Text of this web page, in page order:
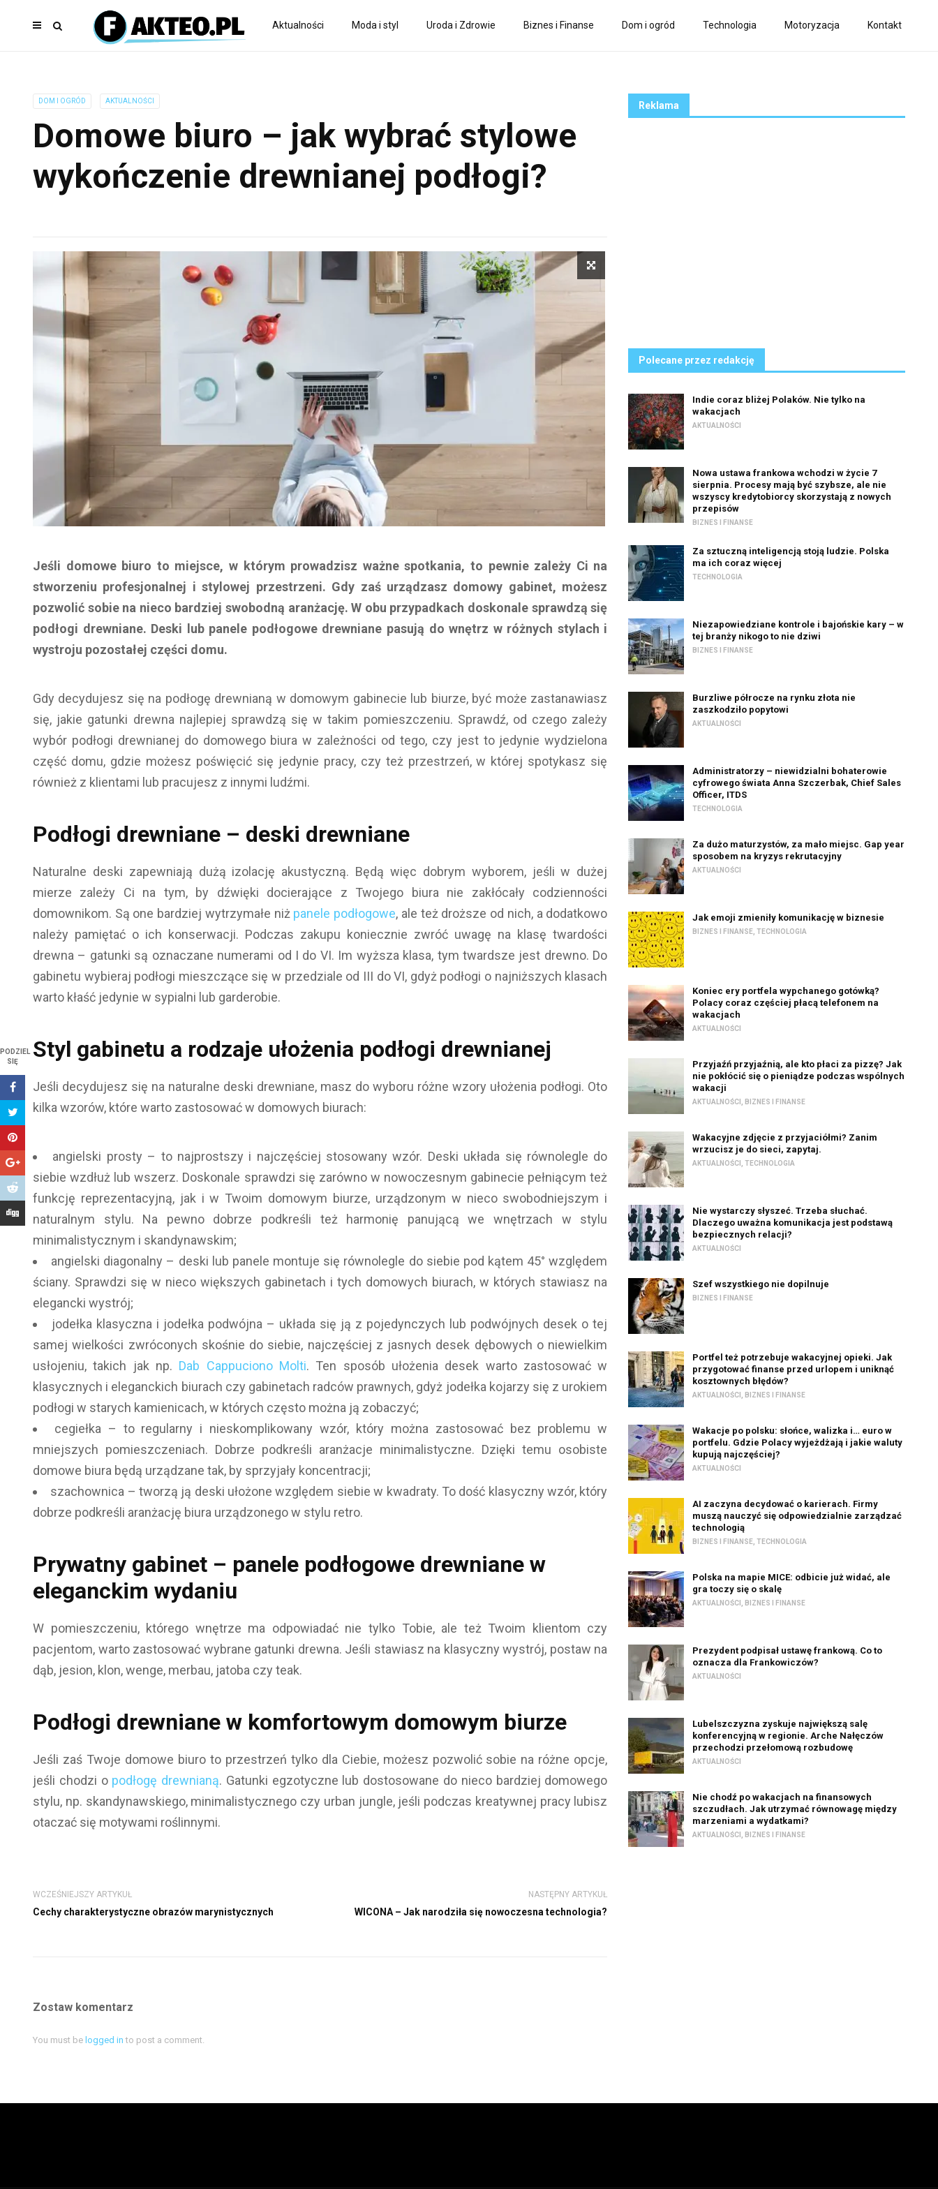
Aktualności Moda i styl Uroda i Zdrowie Biznes i Finanse Dom i ogród Technologia Motoryzacja Kontakt
DOM I OGRÓD AKTUALNOŚCI
Domowe biuro – jak wybrać stylowe
wykończenie drewnianej podłogi?
PODZIEL
SIĘ
Jeśli domowe biuro to miejsce, w którym prowadzisz ważne spotkania, to pewnie zależy Ci na
stworzeniu profesjonalnej i stylowej przestrzeni. Gdy zaś urządzasz domowy gabinet, możesz
pozwolić sobie na nieco bardziej swobodną aranżację. W obu przypadkach doskonale sprawdzą się
podłogi drewniane. Deski lub panele podłogowe drewniane pasują do wnętrz w różnych stylach i
wystroju pozostałej części domu.
Gdy decydujesz się na podłogę drewnianą w domowym gabinecie lub biurze, być może zastanawiasz
się, jakie gatunki drewna najlepiej sprawdzą się w takim pomieszczeniu. Sprawdź, od czego zależy
wybór podłogi drewnianej do domowego biura w zależności od tego, czy jest to jedynie wydzielona
część domu, gdzie możesz poświęcić się jedynie pracy, czy też przestrzeń, w której spotykasz się
również z klientami lub pracujesz z innymi ludźmi.
Podłogi drewniane – deski drewniane
Naturalne deski zapewniają dużą izolację akustyczną. Będą więc dobrym wyborem, jeśli w dużej
mierze zależy Ci na tym, by dźwięki docierające z Twojego biura nie zakłócały codzienności
domownikom. Są one bardziej wytrzymałe niż panele podłogowe, ale też droższe od nich, a dodatkowo
należy pamiętać o ich konserwacji. Podczas zakupu koniecznie zwróć uwagę na klasę twardości
drewna – gatunki są oznaczane numerami od I do VI. Im wyższa klasa, tym twardsze jest drewno. Do
gabinetu wybieraj podłogi mieszczące się w przedziale od III do VI, gdyż podłogi o najniższych klasach
warto kłaść jedynie w sypialni lub garderobie.
Styl gabinetu a rodzaje ułożenia podłogi drewnianej
Jeśli decydujesz się na naturalne deski drewniane, masz do wyboru różne wzory ułożenia podłogi. Oto
kilka wzorów, które warto zastosować w domowych biurach:
angielski prosty – to najprostszy i najczęściej stosowany wzór. Deski układa się równolegle do
siebie wzdłuż lub wszerz. Doskonale sprawdzi się zarówno w nowoczesnym gabinecie pełniącym też
funkcję reprezentacyjną, jak i w Twoim domowym biurze, urządzonym w nieco swobodniejszym i
naturalnym stylu. Na pewno dobrze podkreśli też harmonię panującą we wnętrzach w stylu
minimalistycznym i skandynawskim;
angielski diagonalny – deski lub panele montuje się równolegle do siebie pod kątem 45° względem
ściany. Sprawdzi się w nieco większych gabinetach i tych domowych biurach, w których stawiasz na
elegancki wystrój;
jodełka klasyczna i jodełka podwójna – układa się ją z pojedynczych lub podwójnych desek o tej
samej wielkości zwróconych skośnie do siebie, najczęściej z jasnych desek dębowych o niewielkim
usłojeniu, takich jak np. Dab Cappuciono Molti. Ten sposób ułożenia desek warto zastosować w
klasycznych i eleganckich biurach czy gabinetach radców prawnych, gdyż jodełka kojarzy się z urokiem
podłogi w starych kamienicach, w których często można ją zobaczyć;
cegiełka – to regularny i nieskomplikowany wzór, który można zastosować bez problemu w
mniejszych pomieszczeniach. Dobrze podkreśli aranżacje minimalistyczne. Dzięki temu osobiste
domowe biura będą urządzane tak, by sprzyjały koncentracji;
szachownica – tworzą ją deski ułożone względem siebie w kwadraty. To dość klasyczny wzór, który
dobrze podkreśli aranżację biura urządzonego w stylu retro.
Prywatny gabinet – panele podłogowe drewniane w
eleganckim wydaniu
W pomieszczeniu, którego wnętrze ma odpowiadać nie tylko Tobie, ale też Twoim klientom czy
pacjentom, warto zastosować wybrane gatunki drewna. Jeśli stawiasz na klasyczny wystrój, postaw na
dąb, jesion, klon, wenge, merbau, jatoba czy teak.
Podłogi drewniane w komfortowym domowym biurze
Jeśli zaś Twoje domowe biuro to przestrzeń tylko dla Ciebie, możesz pozwolić sobie na różne opcje,
jeśli chodzi o podłogę drewnianą. Gatunki egzotyczne lub dostosowane do nieco bardziej domowego
stylu, np. skandynawskiego, minimalistycznego czy urban jungle, jeśli podczas kreatywnej pracy lubisz
otaczać się motywami roślinnymi.
WCZEŚNIEJSZY ARTYKUŁ
Cechy charakterystyczne obrazów marynistycznych
NASTĘPNY ARTYKUŁ
WICONA – Jak narodziła się nowoczesna technologia?
Zostaw komentarz
You must be logged in to post a comment.
Reklama
Polecane przez redakcję
Indie coraz bliżej Polaków. Nie tylko na
wakacjach
AKTUALNOŚCI
Nowa ustawa frankowa wchodzi w życie 7
sierpnia. Procesy mają być szybsze, ale nie
wszyscy kredytobiorcy skorzystają z nowych
przepisów
BIZNES I FINANSE
Za sztuczną inteligencją stoją ludzie. Polska
ma ich coraz więcej
TECHNOLOGIA
Niezapowiedziane kontrole i bajońskie kary – w
tej branży nikogo to nie dziwi
BIZNES I FINANSE
Burzliwe półrocze na rynku złota nie
zaszkodziło popytowi
AKTUALNOŚCI
Administratorzy – niewidzialni bohaterowie
cyfrowego świata Anna Szczerbak, Chief Sales
Officer, ITDS
TECHNOLOGIA
Za dużo maturzystów, za mało miejsc. Gap year
sposobem na kryzys rekrutacyjny
AKTUALNOŚCI
Jak emoji zmieniły komunikację w biznesie
BIZNES I FINANSE ,TECHNOLOGIA
Koniec ery portfela wypchanego gotówką?
Polacy coraz częściej płacą telefonem na
wakacjach
AKTUALNOŚCI
Przyjaźń przyjaźnią, ale kto płaci za pizzę? Jak
nie pokłócić się o pieniądze podczas wspólnych
wakacji
AKTUALNOŚCI BIZNES I FINANSE
Wakacyjne zdjęcie z przyjaciółmi? Zanim
wrzucisz je do sieci, zapytaj.
AKTUALNOŚCI ,TECHNOLOGIA
Nie wystarczy słyszeć. Trzeba słuchać.
Dlaczego uważna komunikacja jest podstawą
bezpiecznych relacji?
AKTUALNOŚCI
Szef wszystkiego nie dopilnuje
BIZNES I FINANSE
Portfel też potrzebuje wakacyjnej opieki. Jak
przygotować finanse przed urlopem i uniknąć
kosztownych błędów?
AKTUALNOŚCI BIZNES I FINANSE
Wakacje po polsku: słońce, walizka i… euro w
portfelu. Gdzie Polacy wyjeżdżają i jakie waluty
kupują najczęściej?
AKTUALNOŚCI
AI zaczyna decydować o karierach. Firmy
muszą nauczyć się odpowiedzialnie zarządzać
technologią
BIZNES I FINANSE ,TECHNOLOGIA
Polska na mapie MICE: odbicie już widać, ale
gra toczy się o skalę
AKTUALNOŚCI BIZNES I FINANSE
Prezydent podpisał ustawę frankową. Co to
oznacza dla Frankowiczów?
AKTUALNOŚCI
Lubelszczyzna zyskuje największą salę
konferencyjną w regionie. Arche Nałęczów
przechodzi przełomową rozbudowę
AKTUALNOŚCI
Nie chodź po wakacjach na finansowych
szczudłach. Jak utrzymać równowagę między
marzeniami a wydatkami?
AKTUALNOŚCI BIZNES I FINANSE